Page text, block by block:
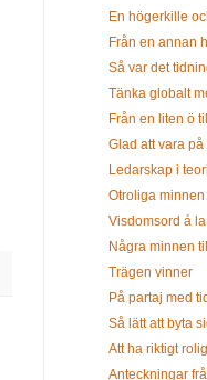
En högerkille
Från en annan
Så var det
Tänka globalt
Från en liten ö
Glad att vara på
Ledarskap i
Otroliga minnen
Visdomsord á
Några minnen till
Trägen vinner
På partaj med
Så lätt att byta
Att ha riktigt
Anteckningar